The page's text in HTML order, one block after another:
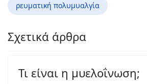
ρευματική πολυμυαλγία
Σχετικά άρθρα
Τι είναι η μυελοΐνωση;